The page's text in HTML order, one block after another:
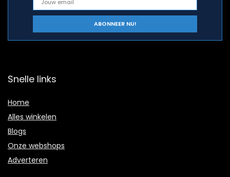
Snelle links
Home
Alles winkelen
Blogs
Onze webshops
Adverteren